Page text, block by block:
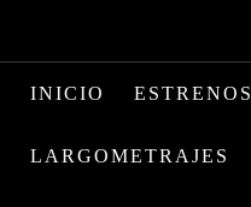
INICIO ESTRENOS
LARGOMETRAJES